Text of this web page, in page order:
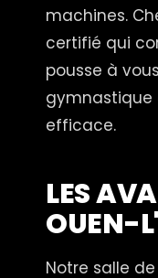
machines.
certifié qui
pousse à
gymnastique
efficace.
LES
OUEN-
Notre salle